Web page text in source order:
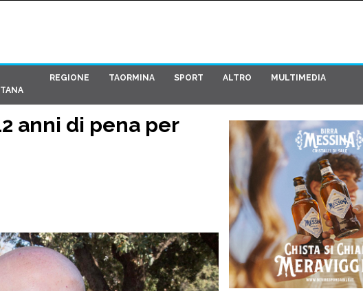
REGIONE TAORMINA SPORT ALTRO MULTIMEDIA
anni di pena per